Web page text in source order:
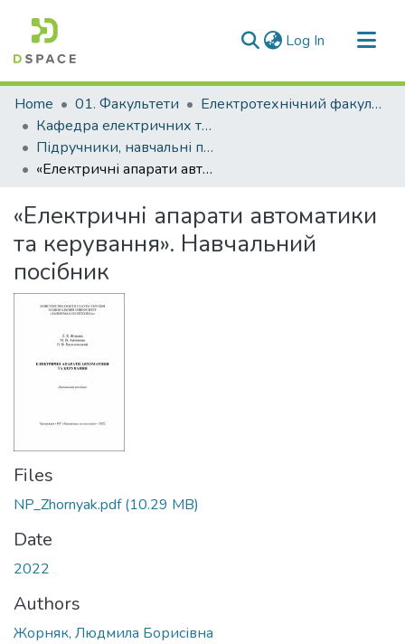
Log In (current)
Communities & Collections
All of DSpace
Statistics
Home 01. Факультети
Електротехнічний факультет
Кафедра електричних та електронних апаратів (Кафедра Е та ЕА)
Підручники, навчальні посібники кафедри Е та ЕА
«Електричні апарати автоматики та керування». Навчальний посібник
«Електричні апарати автоматики
та керування». Навчальний
посібник
Files
NP_Zhornyak.pdf(10.29 MB)
Date
2022
Authors
Жорняк, Людмила Борисівна